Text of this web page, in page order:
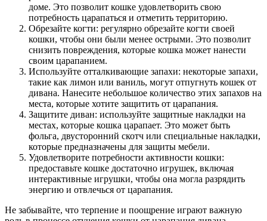
доме. Это позволит кошке удовлетворить свою
потребность царапаться и отметить территорию.
Обрезайте когти: регулярно обрезайте когти своей
кошки, чтобы они были менее острыми. Это позволит
снизить повреждения, которые кошка может нанести
своим царапанием.
Используйте отталкивающие запахи: некоторые запахи,
такие как лимон или ваниль, могут отпугнуть кошек от
дивана. Нанесите небольшое количество этих запахов на
места, которые хотите защитить от царапания.
Защитите диван: используйте защитные накладки на
местах, которые кошка царапает. Это может быть
фольга, двусторонний скотч или специальные накладки,
которые предназначены для защиты мебели.
Удовлетворите потребности активности кошки:
предоставьте кошке достаточно игрушек, включая
интерактивные игрушки, чтобы она могла разрядить
энергию и отвлечься от царапания.
Не забывайте, что терпение и поощрение играют важную